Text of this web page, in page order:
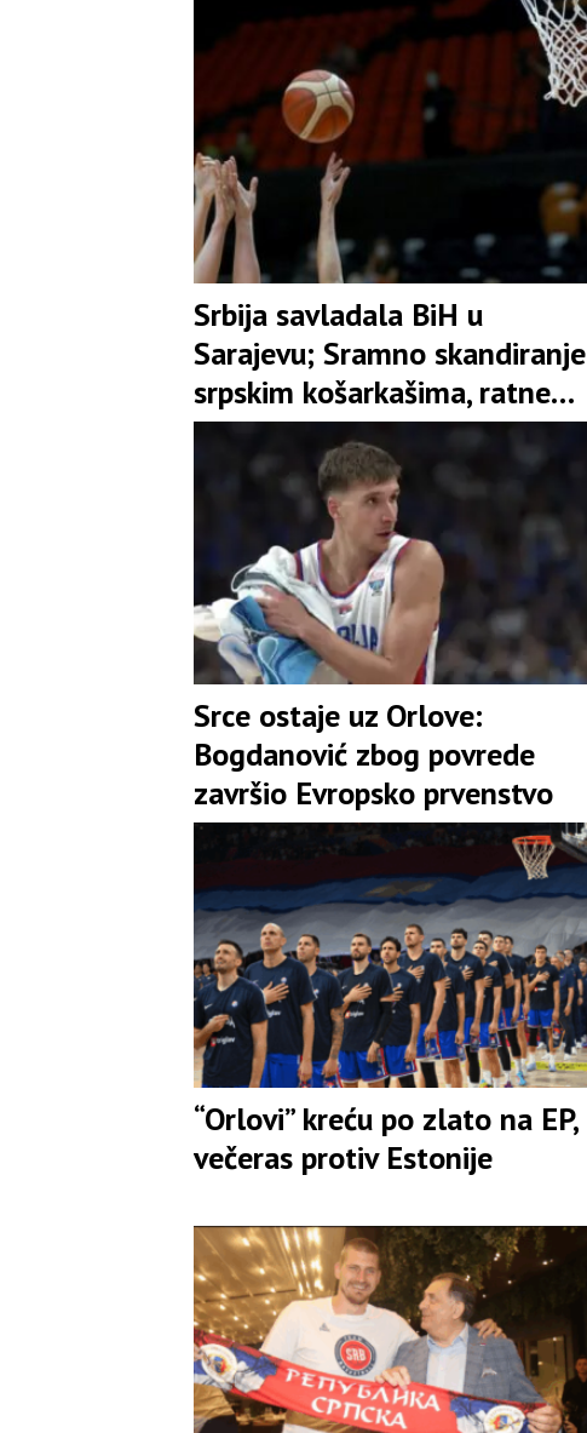
Srbija savladala BiH u
Sarajevu; Sramno skandiranje
srpskim košarkašima, ratne
zastave u Skenderiji (VIDEO)
Srce ostaje uz Orlove:
Bogdanović zbog povrede
završio Evropsko prvenstvo
“Orlovi” kreću po zlato na EP,
večeras protiv Estonije